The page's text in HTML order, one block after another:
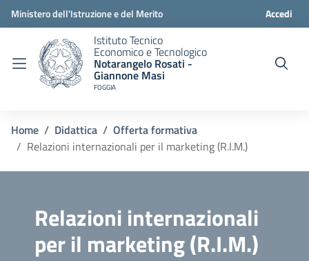
Ministero dell'Istruzione e del Merito Accedi
Istituto Tecnico
Economico e Tecnologico
Notarangelo Rosati -
Giannone Masi
FOGGIA
Home Didattica
Offerta formativa
Relazioni internazionali per il marketing (R.I.M.)
Relazioni internazionali
per il marketing (R.I.M.)